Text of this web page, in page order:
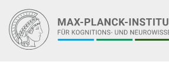
Hauptinhalt